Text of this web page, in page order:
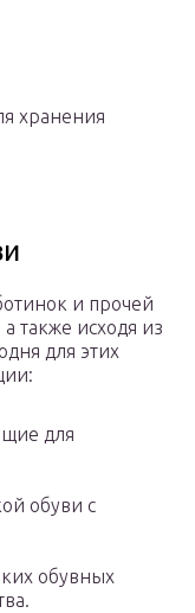
хранения
и прочей
также исходя из
для этих
для
обуви с
обувных